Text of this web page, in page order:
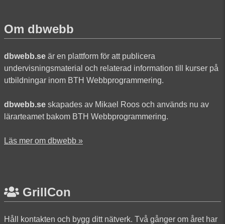
Om dbwebb
dbwebb.seär en plattform för att publicera
undervisningsmaterial och relaterad information till kurser på
utbildningar inom BTH Webbprogrammering.
dbwebb.seskapades av Mikael Roos och används nu av
lärarteamet bakom BTH Webbprogrammering.
Läs mer om dbwebb »
GrillCon
Håll kontakten och bygg ditt nätverk. Två gånger om året har